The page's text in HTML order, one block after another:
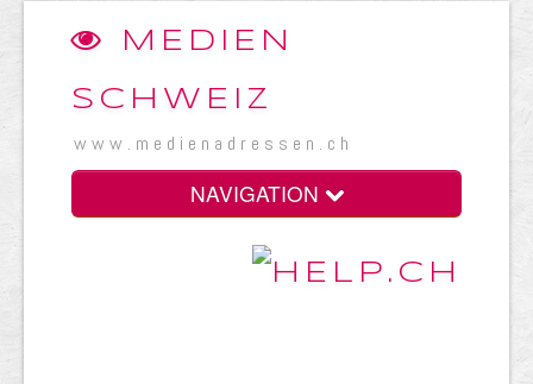
MEDIEN
SCHWEIZ
www.medienadressen.ch
NAVIGATION